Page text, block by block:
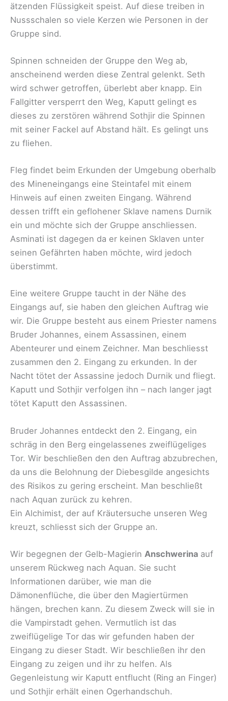
ätzenden Flüssigkeit speist. Auf diese treiben in
Nussschalen so viele Kerzen wie Personen in der
Gruppe sind.
Spinnen schneiden der Gruppe den Weg ab,
anscheinend werden diese Zentral gelenkt. Seth
wird schwer getroffen, überlebt aber knapp. Ein
Fallgitter versperrt den Weg, Kaputt gelingt es
dieses zu zerstören während Sothjir die Spinnen
mit seiner Fackel auf Abstand hält. Es gelingt uns
zu fliehen.
Fleg findet beim Erkunden der Umgebung oberhalb
des Mineneingangs eine Steintafel mit einem
Hinweis auf einen zweiten Eingang. Während
dessen trifft ein geflohener Sklave namens Durnik
ein und möchte sich der Gruppe anschliessen.
Asminati ist dagegen da er keinen Sklaven unter
seinen Gefährten haben möchte, wird jedoch
überstimmt.
Eine weitere Gruppe taucht in der Nähe des
Eingangs auf, sie haben den gleichen Auftrag wie
wir. Die Gruppe besteht aus einem Priester namens
Bruder Johannes, einem Assassinen, einem
Abenteurer und einem Zeichner. Man beschliesst
zusammen den 2. Eingang zu erkunden. In der
Nacht tötet der Assassine jedoch Durnik und fliegt.
Kaputt und Sothjir verfolgen ihn – nach langer jagt
tötet Kaputt den Assassinen.
Bruder Johannes entdeckt den 2. Eingang, ein
schräg in den Berg eingelassenes zweiflügeliges
Tor. Wir beschließen den den Auftrag abzubrechen,
da uns die Belohnung der Diebesgilde angesichts
des Risikos zu gering erscheint. Man beschließt
nach Aquan zurück zu kehren.
Ein Alchimist, der auf Kräutersuche unseren Weg
kreuzt, schliesst sich der Gruppe an.
Wir begegnen der Gelb-Magierin Anschwerina auf
unserem Rückweg nach Aquan. Sie sucht
Informationen darüber, wie man die
Dämonenflüche, die über den Magiertürmen
hängen, brechen kann. Zu diesem Zweck will sie in
die Vampirstadt gehen. Vermutlich ist das
zweiflügelige Tor das wir gefunden haben der
Eingang zu dieser Stadt. Wir beschließen ihr den
Eingang zu zeigen und ihr zu helfen. Als
Gegenleistung wir Kaputt entflucht (Ring an Finger)
und Sothjir erhält einen Ogerhandschuh.